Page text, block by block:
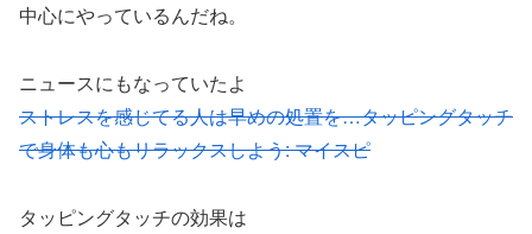
中心にやっているんだね。
ニュースにもなっていたよ
ストレスを感じてる人は早めの処置を…タッピングタッチ
で身体も心もリラックスしよう: マイスピ
タッピングタッチの効果は